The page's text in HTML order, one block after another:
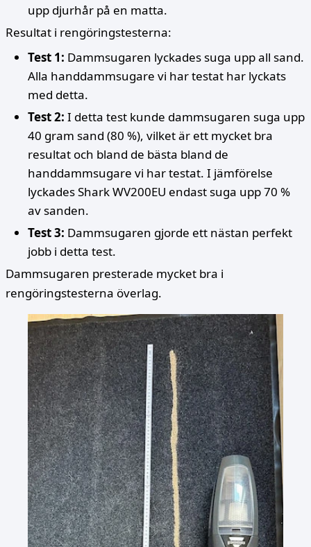
upp djurhår på en matta.
Resultat i rengöringstesterna:
Test 1: Dammsugaren lyckades suga upp all sand.
Alla handdammsugare vi har testat har lyckats
med detta.
Test 2: I detta test kunde dammsugaren suga upp
40 gram sand (80 %), vilket är ett mycket bra
resultat och bland de bästa bland de
handdammsugare vi har testat. I jämförelse
lyckades Shark WV200EU endast suga upp 70 %
av sanden.
Test 3: Dammsugaren gjorde ett nästan perfekt
jobb i detta test.
Dammsugaren presterade mycket bra i
rengöringstesterna överlag.